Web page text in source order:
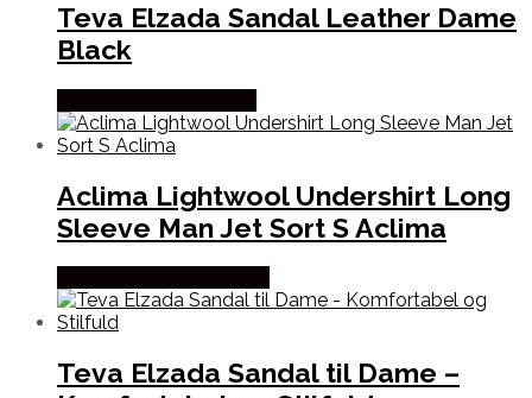
Teva Elzada Sandal Leather Dame
Black
Aclima Lightwool Undershirt Long
Sleeve Man Jet Sort S Aclima
Teva Elzada Sandal til Dame –